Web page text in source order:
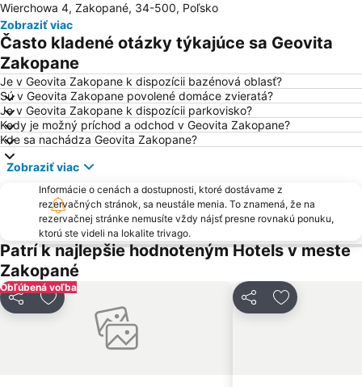
Železničná stanica Poprad-Tatry
Železničná stanica Tatranská Lomnica
Terma Bukowina Tatrzańska
Spišská Sobota
Gubałówka
Tatranská Lomnica
Bachledka Ski and Sun
Jasná Nízke Tatry – Chopok
Smokovec – Hrebienok
Železničná stanica Štrbské pleso
Kaniówka - Białka Tatrzańska
Morskie Oko
Červený Kláštor
Park Zdrojowy
Matejovce
Kotelnica Białczańska
Podbanské
Poprad
Tatry Express
Liptov
Hawrań - Jurgów Ski
Štrbské Pleso
Palenica
Gubałówka
Tatra National Park
Wierchowa 4, Zakopané, 34-500, Poľsko
Zobraziť viac
Často kladené otázky týkajúce sa Geovita
Zakopane
Je v Geovita Zakopane k dispozícii bazénová oblasť?
Sú v Geovita Zakopane povolené domáce zvieratá?
Je v Geovita Zakopane k dispozícii parkovisko?
Kedy je možný príchod a odchod v Geovita Zakopane?
Kde sa nachádza Geovita Zakopane?
Zobraziť viac
Informácie o cenách a dostupnosti, ktoré dostávame z
rezervačných stránok, sa neustále menia. To znamená, že na
rezervačnej stránke nemusíte vždy nájsť presne rovnakú ponuku,
ktorú ste videli na lokalite trivago.
Patrí k najlepšie hodnoteným Hotels v meste
Zakopané
Obľúbená voľba
ZdieľaťPridať do obľúbených ZdieľaťPridať do